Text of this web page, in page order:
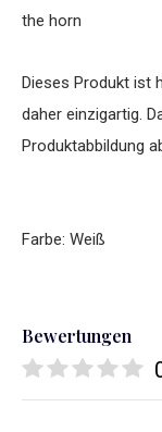
the horn
Dieses Produkt ist
daher einzigartig.
Produktabbildung
Farbe: Weiß
Bewertungen